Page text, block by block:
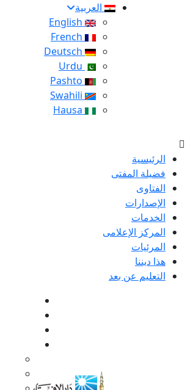
العربية
الرئيسية
فضيلة المفتى
الفتاوى
الإصدارات
الخدمات
المركز الإعلامى
المرئيات
هذا ديننا
التعليم عن بعد